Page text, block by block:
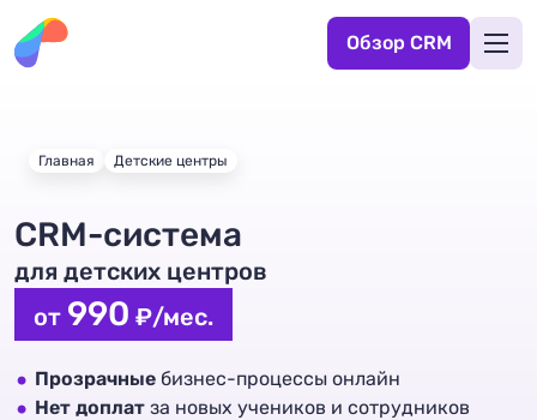
Обзор CRM
Главная Детские центры
CRM-система
для детских центров
от 990 ₽/мес.
Прозрачные бизнес-процессы онлайн
Нет доплат за новых учеников и сотрудников